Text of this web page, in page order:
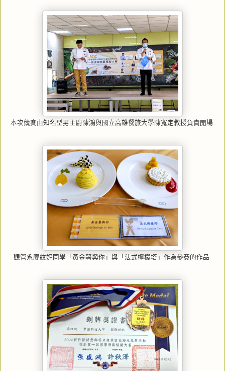
本次競賽由知名型男主廚陳鴻與國立高雄餐旅大學陳寬定教授負責開場
觀管系廖紋妮同學「黃金薯與你」與「法式檸檬塔」作為參賽的作品